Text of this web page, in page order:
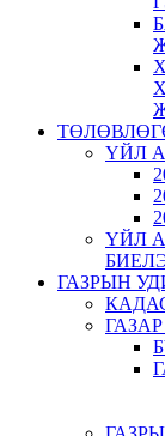
ҮЙЛ
ҮЙЛ
ГАЗРЫН